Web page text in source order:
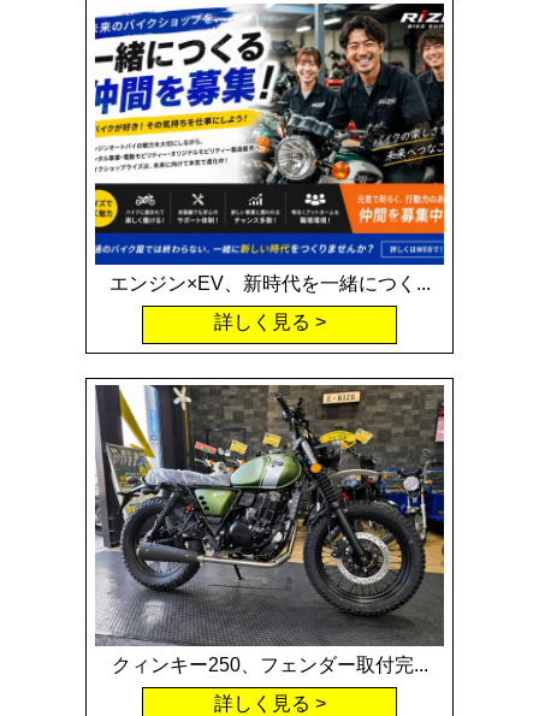
エンジン×EV、新時代を一緒につく...
詳しく見る
クィンキー250、フェンダー取付完...
詳しく見る